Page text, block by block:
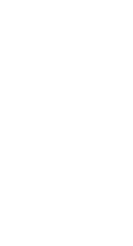
в таком случае? В
от состава они
гастроэнтерите.
обволакивать
защищающее
выпускается в
внутрь.
Если
взять, быстро
Они могут
в